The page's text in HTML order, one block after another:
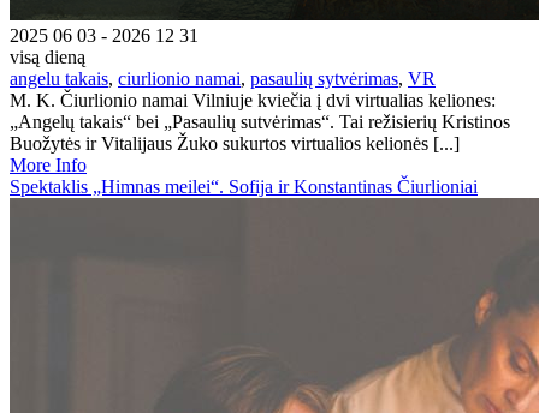
2025 06 03 - 2026 12 31
visą dieną
angelu takais, ciurlionio namai, pasaulių sytvėrimas, VR
M. K. Čiurlionio namai Vilniuje kviečia į dvi virtualias keliones:
„Angelų takais“ bei „Pasaulių sutvėrimas“. Tai režisierių Kristinos
Buožytės ir Vitalijaus Žuko sukurtos virtualios kelionės [...]
More Info
Spektaklis „Himnas meilei“. Sofija ir Konstantinas Čiurlioniai